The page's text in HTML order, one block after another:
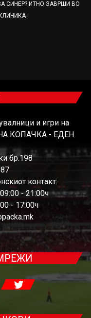
СИНЕР? ИТНО ЗАВРШИ ВО
и игри на
КОПАЧКА - ЕДЕН
бр.198
контакт:
- 21:00ч
- 17:00ч